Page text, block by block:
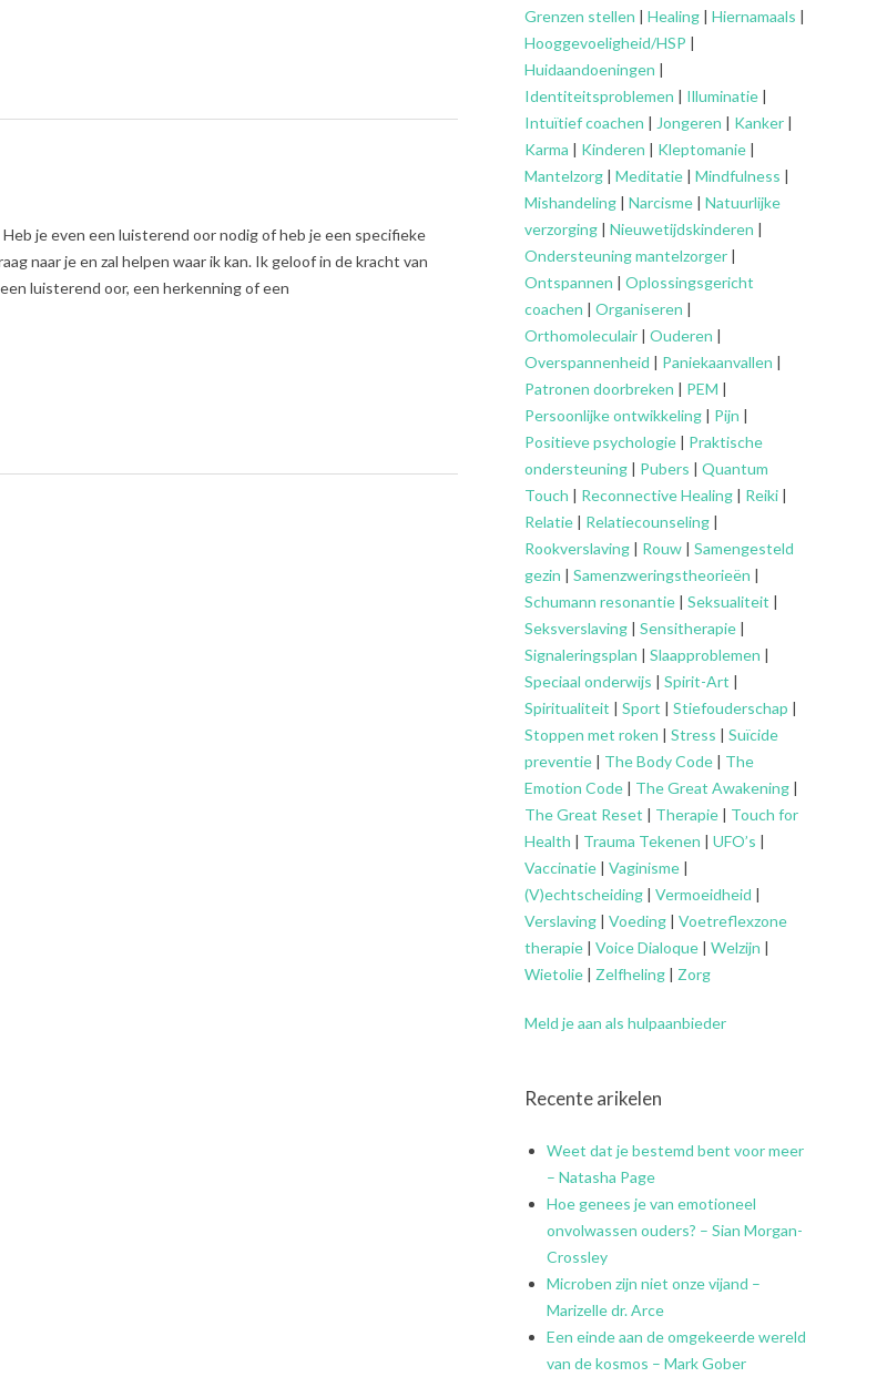
je even een luisterend oor nodig of heb je een specifieke
naar je en zal helpen waar ik kan. Ik geloof in de kracht van
luisterend oor, een herkenning of een
Grenzen stellen | Healing | Hiernamaals |
Hooggevoeligheid/HSP |
Huidaandoeningen |
Identiteitsproblemen | Illuminatie |
Intuïtief coachen | Jongeren | Kanker |
Karma | Kinderen | Kleptomanie |
Mantelzorg | Meditatie | Mindfulness |
Mishandeling | Narcisme | Natuurlijke
verzorging | Nieuwetijdskinderen |
Ondersteuningmantelzorger |
Ontspannen | Oplossingsgericht
coachen | Organiseren |
Orthomoleculair | Ouderen |
Overspannenheid | Paniekaanvallen |
Patronen doorbreken | PEM |
Persoonlijke ontwikkeling | Pijn |
Positieve psychologie | Praktische
ondersteuning | Pubers | Quantum
Touch | Reconnective Healing | Reiki |
Relatie | Relatiecounseling |
Rookverslaving | Rouw | Samengesteld
gezin | Samenzweringstheorieën |
Schumann resonantie | Seksualiteit |
Seksverslaving | Sensitherapie |
Signaleringsplan | Slaapproblemen |
Speciaal onderwijs | Spirit-Art |
Spiritualiteit | Sport | Stiefouderschap |
Stoppen met roken | Stress | Suïcide
preventie | The Body Code | The
Emotion Code | The Great Awakening |
The Great Reset | Therapie | Touch for
Health | Trauma Tekenen | UFO’s |
Vaccinatie | Vaginisme |
(V)echtscheiding | Vermoeidheid |
Verslaving | Voeding | Voetreflexzone
therapie | Voice Dialoque | Welzijn |
Wietolie | Zelfheling | Zorg
Meld je aan als hulpaanbieder
Recente arikelen
Weet dat je bestemd bent voor meer
– Natasha Page
Hoe genees je van emotioneel
onvolwassen ouders? – Sian Morgan-
Crossley
Microben zijn niet onze vijand –
Marizelle dr. Arce
Een einde aan de omgekeerde wereld
van de kosmos – Mark Gober